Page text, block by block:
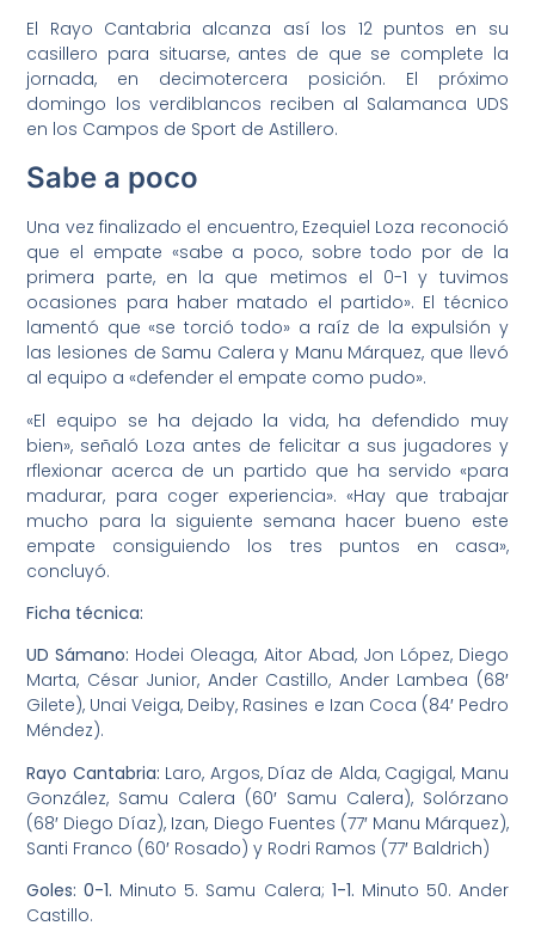
El Rayo Cantabria alcanza así los 12 puntos en su
casillero para situarse, antes de que se complete la
jornada, en decimotercera posición. El próximo
domingo los verdiblancos reciben al Salamanca UDS
en los Campos de Sport de Astillero.
Sabe a poco
Una vez finalizado el encuentro, Ezequiel Loza reconoció
que el empate «sabe a poco, sobre todo por de la
primera parte, en la que metimos el 0-1 y tuvimos
ocasiones para haber matado el partido». El técnico
lamentó que «se torció todo» a raíz de la expulsión y
las lesiones de Samu Calera y Manu Márquez, que llevó
al equipo a «defender el empate como pudo».
«El equipo se ha dejado la vida, ha defendido muy
bien», señaló Loza antes de felicitar a sus jugadores y
rflexionar acerca de un partido que ha servido «para
madurar, para coger experiencia». «Hay que trabajar
mucho para la siguiente semana hacer bueno este
empate consiguiendo los tres puntos en casa»,
concluyó.
Ficha técnica:
UD Sámano: Hodei Oleaga, Aitor Abad, Jon López, Diego
Marta, César Junior, Ander Castillo, Ander Lambea (68′
Gilete), Unai Veiga, Deiby, Rasines e Izan Coca (84′ Pedro
Méndez).
Rayo Cantabria: Laro, Argos, Díaz de Alda, Cagigal, Manu
González, Samu Calera (60′ Samu Calera), Solórzano
(68′ Diego Díaz), Izan, Diego Fuentes (77′ Manu Márquez),
Santi Franco (60′ Rosado) y Rodri Ramos (77′ Baldrich)
Goles: 0-1. Minuto 5. Samu Calera; 1-1. Minuto 50. Ander
Castillo.